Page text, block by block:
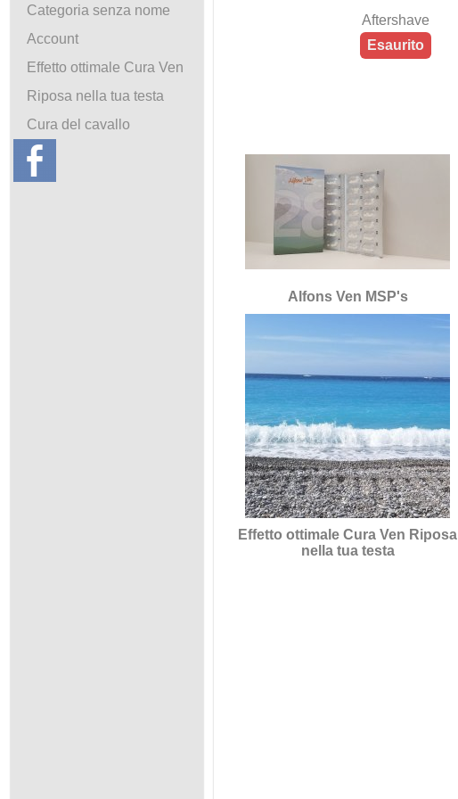
Categoria senza nome
Account
Effetto ottimale Cura Ven
Riposa nella tua testa
Cura del cavallo
Aftershave
Esaurito
Alfons Ven MSP's
Effetto ottimale Cura Ven Riposa
nella tua testa